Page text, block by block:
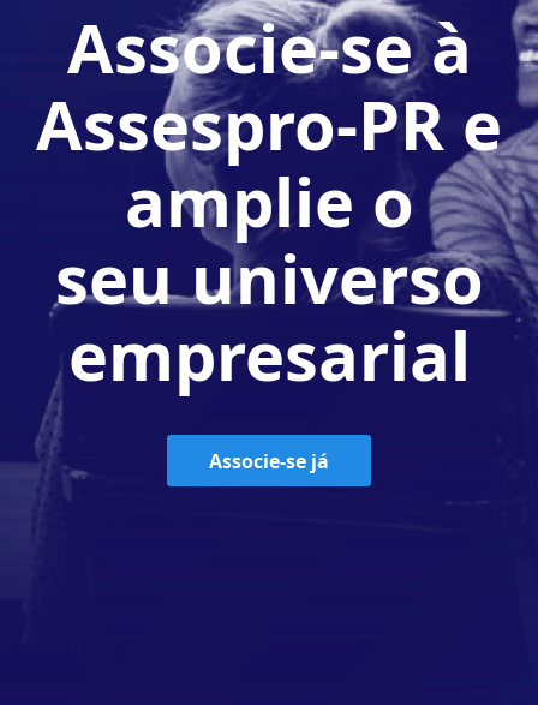
Associe-se à
Assespro-PR e
amplie o
seu universo
empresarial
Associe-se já